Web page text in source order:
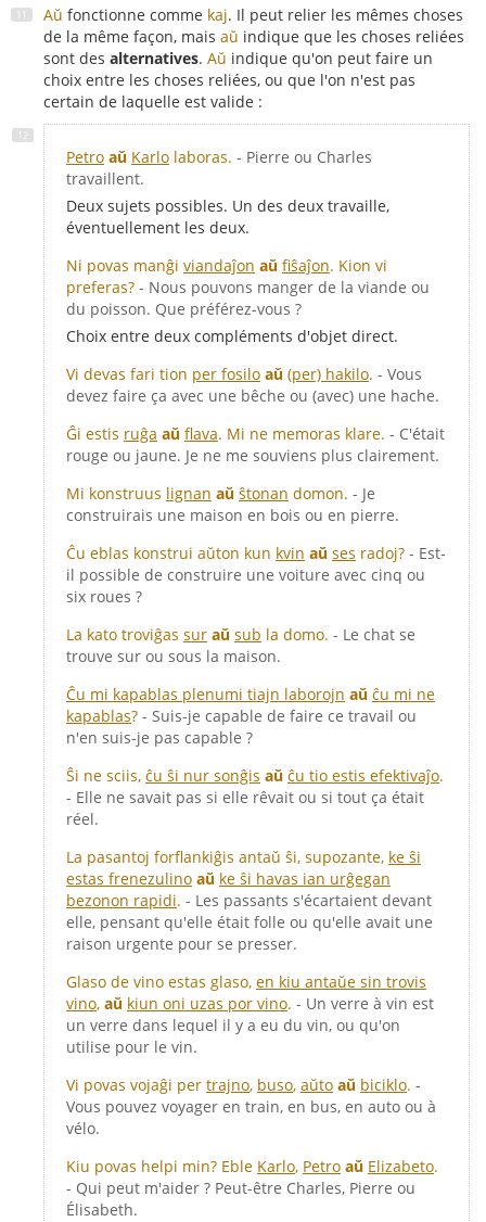
Aŭ fonctionne comme kaj. Il peut relier les mêmes choses
de la même façon, mais aŭ indique que les choses reliées
sont des alternatives. Aŭ indique qu'on peut faire un
choix entre les choses reliées, ou que l'on n'est pas
certain de laquelle est valide :
Petro aŭ Karlo laboras. - Pierre ou Charles
travaillent.
Deux sujets possibles. Un des deux travaille,
éventuellement les deux.
Ni povas manĝi viandaĵon aŭ fiŝaĵon. Kion vi
preferas? - Nous pouvons manger de la viande ou
du poisson. Que préférez-vous ?
Choix entre deux compléments d'objet direct.
Vi devas fari tion per fosilo aŭ (per) hakilo. - Vous
devez faire ça avec une bêche ou (avec) une hache.
Ĝi estis ruĝa aŭ flava. Mi ne memoras klare. - C'était
rouge ou jaune. Je ne me souviens plus clairement.
Mi konstruus lignan aŭ ŝtonan domon. - Je
construirais une maison en bois ou en pierre.
Ĉu eblas konstrui aŭton kun kvin aŭ ses radoj? - Est-
il possible de construire une voiture avec cinq ou
six roues ?
La kato troviĝas sur aŭ sub la domo. - Le chat se
trouve sur ou sous la maison.
Ĉu mi kapablas plenumi tiajn laborojn aŭ ĉu mi ne
kapablas? - Suis-je capable de faire ce travail ou
n'en suis-je pas capable ?
Ŝi ne sciis, ĉu ŝi nur sonĝis aŭ ĉu tio estis efektivaĵo.
- Elle ne savait pas si elle rêvait ou si tout ça était
réel.
La pasantoj forflankiĝis antaŭ ŝi, supozante, ke ŝi
estas frenezulino aŭ ke ŝi havas ian urĝegan
bezonon rapidi. - Les passants s'écartaient devant
elle, pensant qu'elle était folle ou qu'elle avait une
raison urgente pour se presser.
Glaso de vino estas glaso, en kiu antaŭe sin trovis
vino, aŭ kiun oni uzas por vino. - Un verre à vin est
un verre dans lequel il y a eu du vin, ou qu'on
utilise pour le vin.
Vi povas vojaĝi per trajno, buso, aŭto aŭ biciklo. -
Vous pouvez voyager en train, en bus, en auto ou à
vélo.
Kiu povas helpi min? Eble Karlo, Petro aŭ Elizabeto.
- Qui peut m'aider ? Peut-être Charles, Pierre ou
Élisabeth.